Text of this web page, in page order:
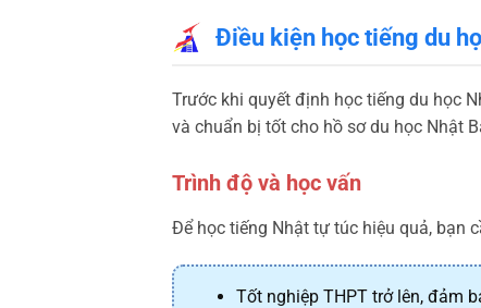
Điều kiện học tiếng du
Trước khi quyết định học tiếng du học
và chuẩn bị tốt cho hồ sơ du học Nhật
Trình độ và học vấn
Để học tiếng Nhật tự túc hiệu quả, bạn
Tốt nghiệp THPT trở lên, đảm